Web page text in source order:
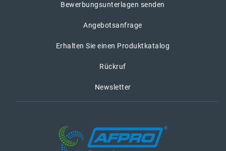
Bewerbungsunterlagen senden
Angebotsanfrage
Erhalten Sie einen Produktkatalog
Rückruf
Newsletter